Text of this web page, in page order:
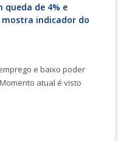
queda de 4% e
indicador do
e baixo poder
atual é visto